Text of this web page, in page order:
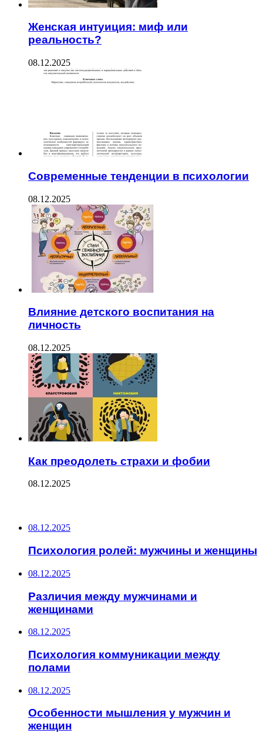
Женская интуиция: миф или
реальность?
08.12.2025
Современные тенденции в психологии
08.12.2025
Влияние детского воспитания на
личность
08.12.2025
Как преодолеть страхи и фобии
08.12.2025
08.12.2025
Психология ролей: мужчины и женщины
08.12.2025
Различия между мужчинами и
женщинами
08.12.2025
Психология коммуникации между
полами
08.12.2025
Особенности мышления у мужчин и
женщин